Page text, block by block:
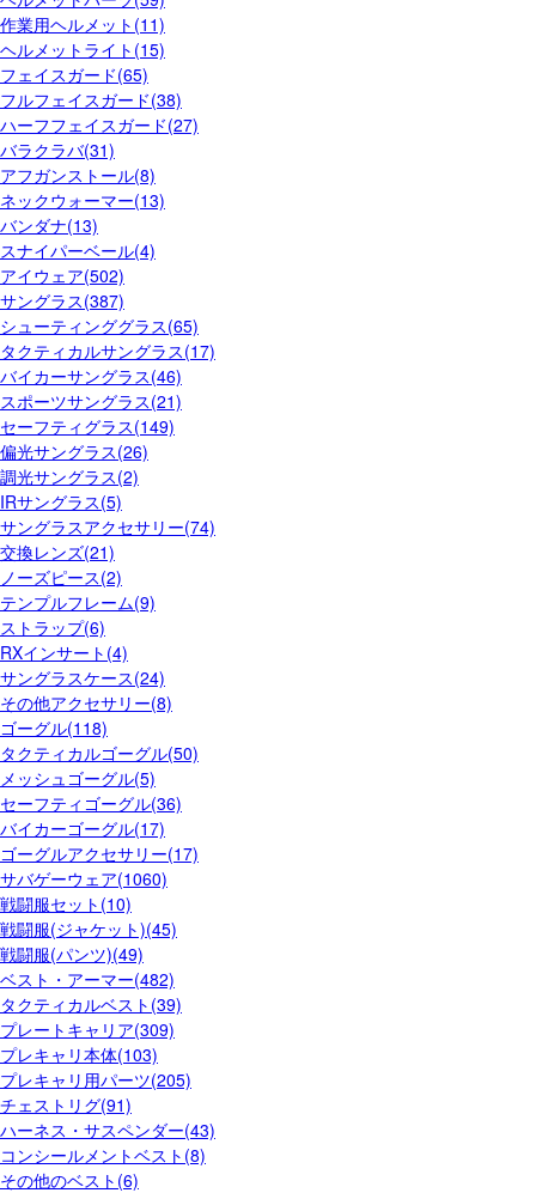
作業用ヘルメット(11)
ヘルメットライト(15)
フェイスガード(65)
フルフェイスガード(38)
ハーフフェイスガード(27)
バラクラバ(31)
アフガンストール(8)
ネックウォーマー(13)
バンダナ(13)
スナイパーベール(4)
アイウェア(502)
サングラス(387)
シューティンググラス(65)
タクティカルサングラス(17)
バイカーサングラス(46)
スポーツサングラス(21)
セーフティグラス(149)
偏光サングラス(26)
調光サングラス(2)
IRサングラス(5)
サングラスアクセサリー(74)
交換レンズ(21)
ノーズピース(2)
テンプルフレーム(9)
ストラップ(6)
RXインサート(4)
サングラスケース(24)
その他アクセサリー(8)
ゴーグル(118)
タクティカルゴーグル(50)
メッシュゴーグル(5)
セーフティゴーグル(36)
バイカーゴーグル(17)
ゴーグルアクセサリー(17)
サバゲーウェア(1060)
戦闘服セット(10)
戦闘服(ジャケット)(45)
戦闘服(パンツ)(49)
ベスト・アーマー(482)
タクティカルベスト(39)
プレートキャリア(309)
プレキャリ本体(103)
プレキャリ用パーツ(205)
チェストリグ(91)
ハーネス・サスペンダー(43)
コンシールメントベスト(8)
その他のベスト(6)